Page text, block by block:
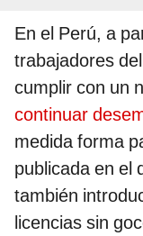
En el Perú, a
trabajadores del
cumplir con un
continuar
medida forma
publicada en el
también
licencias sin